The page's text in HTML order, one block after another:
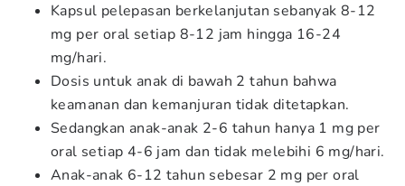
Kapsul pelepasan berkelanjutan sebanyak 8-12
mg per oral setiap 8-12 jam hingga 16-24
mg/hari.
Dosis untuk anak di bawah 2 tahun bahwa
keamanan dan kemanjuran tidak ditetapkan.
Sedangkan anak-anak 2-6 tahun hanya 1 mg per
oral setiap 4-6 jam dan tidak melebihi 6 mg/hari.
Anak-anak 6-12 tahun sebesar 2 mg per oral